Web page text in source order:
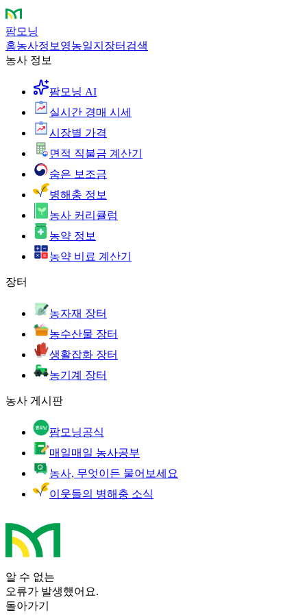
팜모닝
홈농사정보 영농일지 장터 검색
농사 정보
팜모닝 AI
실시간 경매 시세
시장별 가격
면적 직불금 계산기
숨은 보조금
병해충 정보
농사 커리큘럼
농약 정보
농약 비료 계산기
장터
농자재 장터
농수산물 장터
생활잡화 장터
농기계 장터
농사 게시판
팜모닝공식
매일매일 농사공부
농사, 무엇이든 물어보세요
이웃들의 병해충 소식
알 수 없는
오류가 발생했어요.
돌아가기